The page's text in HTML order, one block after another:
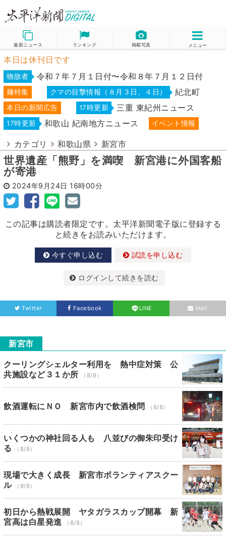
最新ニュース ランキング 掲載写真 メニュー
本日は休刊日です
物故者 令和７年７月１日付〜令和８年７月１２日付
麺特集 クマの目撃情報（８月３日、４日） 紀北町
本日の新聞広告 17時更新 三重 東紀州ニュース
17時更新 和歌山 紀南地方ニュース イベント情報
カテゴリ 和歌山県 新宮市
世界遺産「熊野」を満喫 新宮港に外国客船
が寄港
2024年9月24日 16時00分
この記事は購読者限定です。太平洋新聞電子版に登録する
と続きをお読みいただけます。
今すぐ申し込む 試読を申し込む
ログインして続きを読む
Twitter Facebook LINE Mail
新宮市
クーリングシェルター利用を 熱中症対策 公
共施設など３１か所
（8/8）
飲酒運転にＮＯ 新宮市内で飲酒検問 （8/8）
いくつかの神社回る人も 八並びの御朱印受け
る
（8/8）
現場で大きく成長 新宮市ボランティアスクー
ル
（8/8）
初日から熱戦展開 ヤタガラスカップ開幕 新
宮高は白星発進
（8/8）